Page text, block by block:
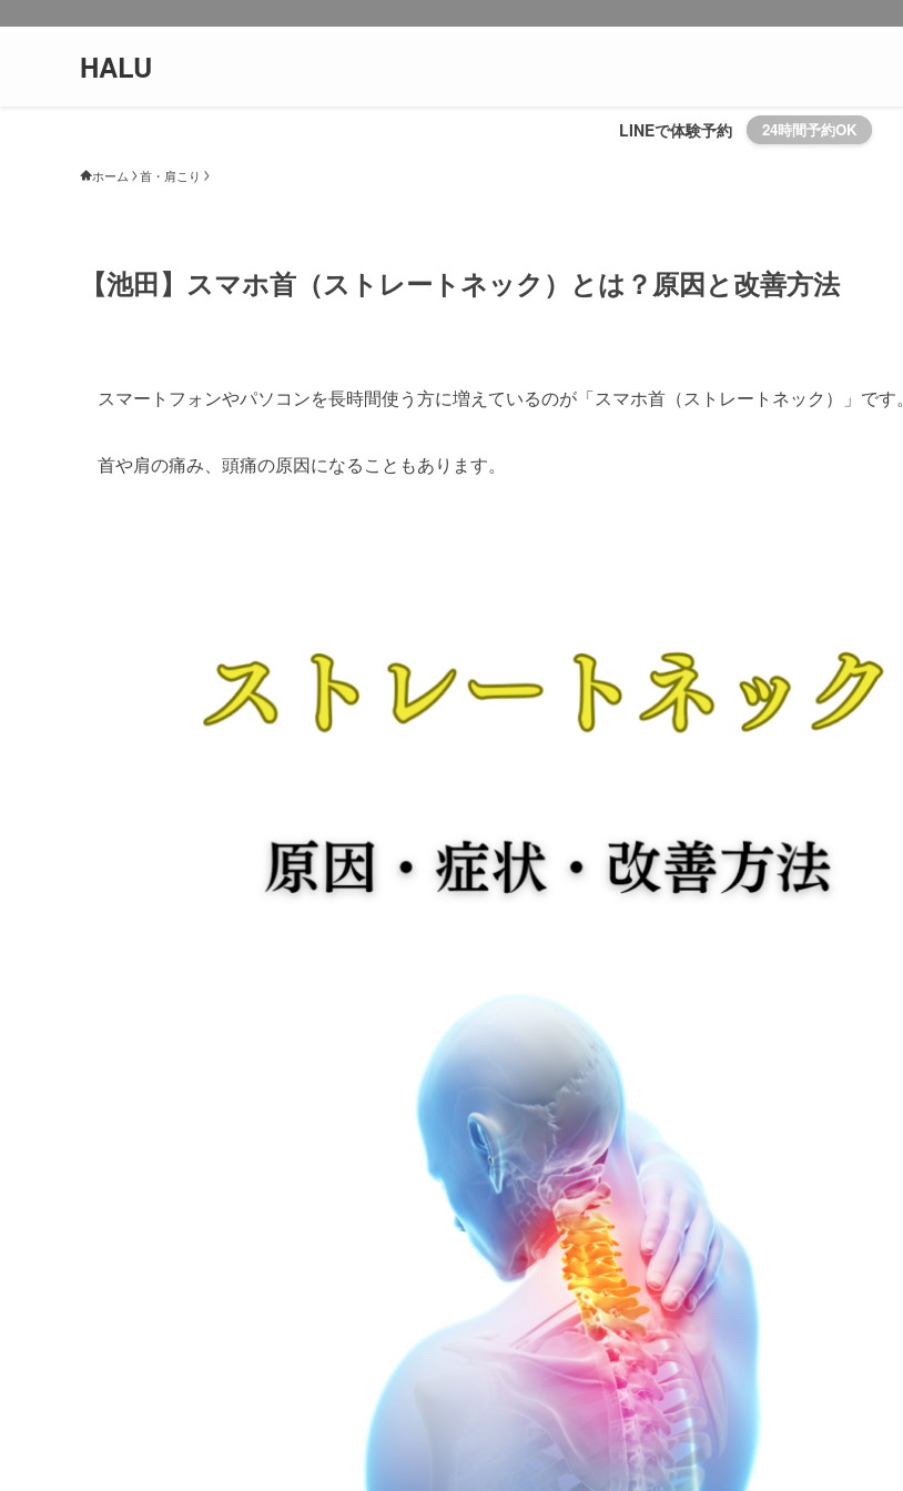
HALU
LINEで体験予約 24時間予約OK
ホーム 首・肩こり
【池田】スマホ首（ストレートネック）とは？原因と改善方法
スマートフォンやパソコンを長時間使う方に増えているのが「スマホ首（ストレートネック）」です。
首や肩の痛み、頭痛の原因になることもあります。